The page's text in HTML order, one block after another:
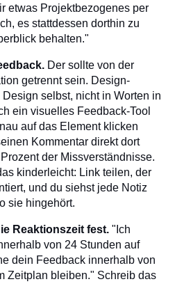
etwas Projektbezogenes per
es stattdessen dorthin zu
behalten."
Der sollte von der
getrennt sein. Design-
selbst, nicht in Worten in
ein visuelles Feedback-Tool
auf das Element klicken
Kommentar direkt dort
der Missverständnisse.
kinderleicht: Link teilen, der
und du siehst jede Notiz
sie hingehört.
Reaktionszeit fest. "Ich
von 24 Stunden auf
dein Feedback innerhalb von
Zeitplan bleiben." Schreib das